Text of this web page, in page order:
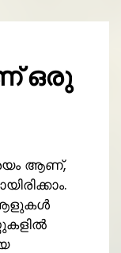
ഒരു
ആണ്,
ആളുകൾ